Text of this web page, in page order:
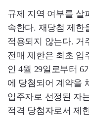
규제 지역 여부를 살
속한다. 재당첨 제한
적용되지 않는다. 거
전매 제한은 최초 입
인 4월 29일로부터
에 당첨되어 계약을
입주자로 선정된 자
적격 당첨자로서 제